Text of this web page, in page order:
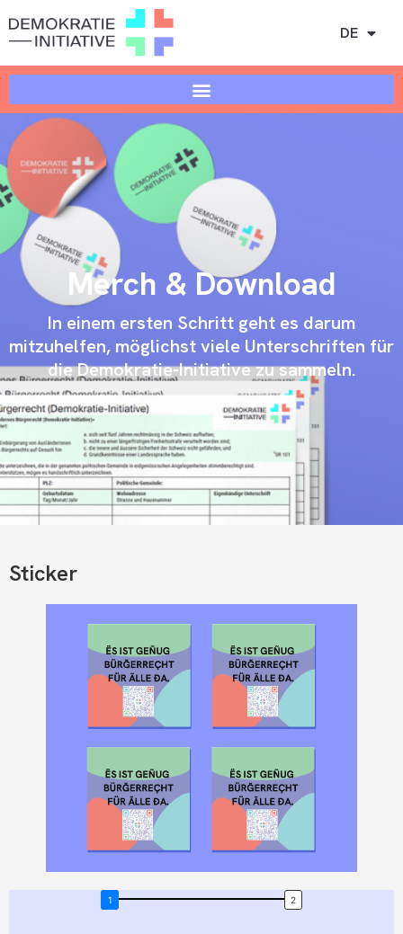
DE
Merch & Download
In einem ersten Schritt geht es darum
mitzuhelfen, möglichst viele Unterschriften für
die Demokratie-Initiative zu sammeln.
Sticker